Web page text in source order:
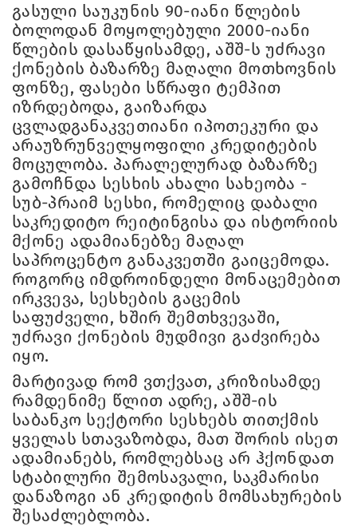
გასული საუკუნის 90-იანი წლების
ბოლოდან მოყოლებული 2000-იანი
წლების დასაწყისამდე, აშშ-ს უძრავი
ქონების ბაზარზე მაღალი მოთხოვნის
ფონზე, ფასები სწრაფი ტემპით
იზრდებოდა, გაიზარდა
ცვლადგანაკვეთიანი იპოთეკური და
არაუზრუნველყოფილი კრედიტების
მოცულობა. პარალელურად ბაზარზე
გამოჩნდა სესხის ახალი სახეობა -
სუბ-პრაიმ სესხი, რომელიც დაბალი
საკრედიტო რეიტინგისა და ისტორიის
მქონე ადამიანებზე მაღალ
საპროცენტო განაკვეთში გაიცემოდა.
როგორც იმდროინდელი მონაცემებით
ირკვევა, სესხების გაცემის
საფუძველი, ხშირ შემთხვევაში,
უძრავი ქონების მუდმივი გაძვირება
იყო.
მარტივად რომ ვთქვათ, კრიზისამდე
რამდენიმე წლით ადრე, აშშ-ის
საბანკო სექტორი სესხებს თითქმის
ყველას სთავაზობდა, მათ შორის ისეთ
ადამიანებს, რომლებსაც არ ჰქონდათ
სტაბილური შემოსავალი, საკმარისი
დანაზოგი ან კრედიტის მომსახურების
შესაძლებლობა.